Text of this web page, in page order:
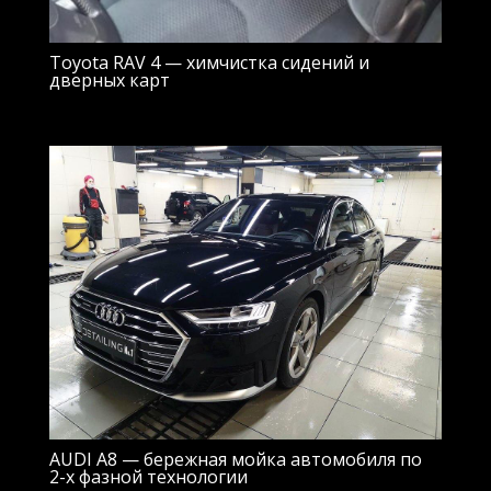
Toyota RAV 4 — химчистка сидений и
дверных карт
AUDI A8 — бережная мойка автомобиля по
2-х фазной технологии